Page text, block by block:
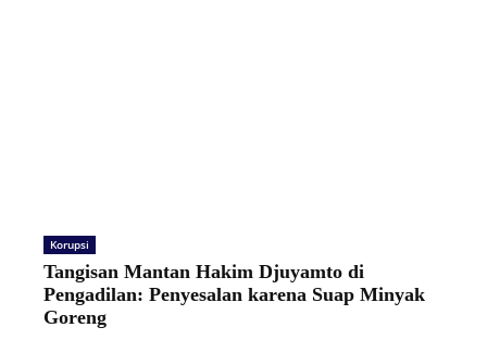
Korupsi
Tangisan Mantan Hakim Djuyamto di
Pengadilan: Penyesalan karena Suap Minyak
Goreng